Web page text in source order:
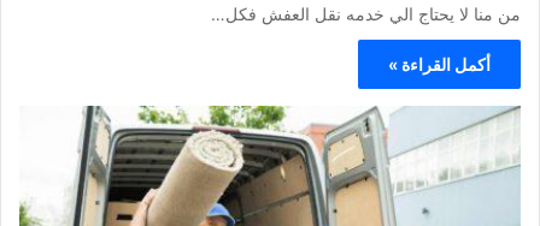
من منا لا يحتاج الي خدمه نقل العفش فكل…
أكمل القراءة »